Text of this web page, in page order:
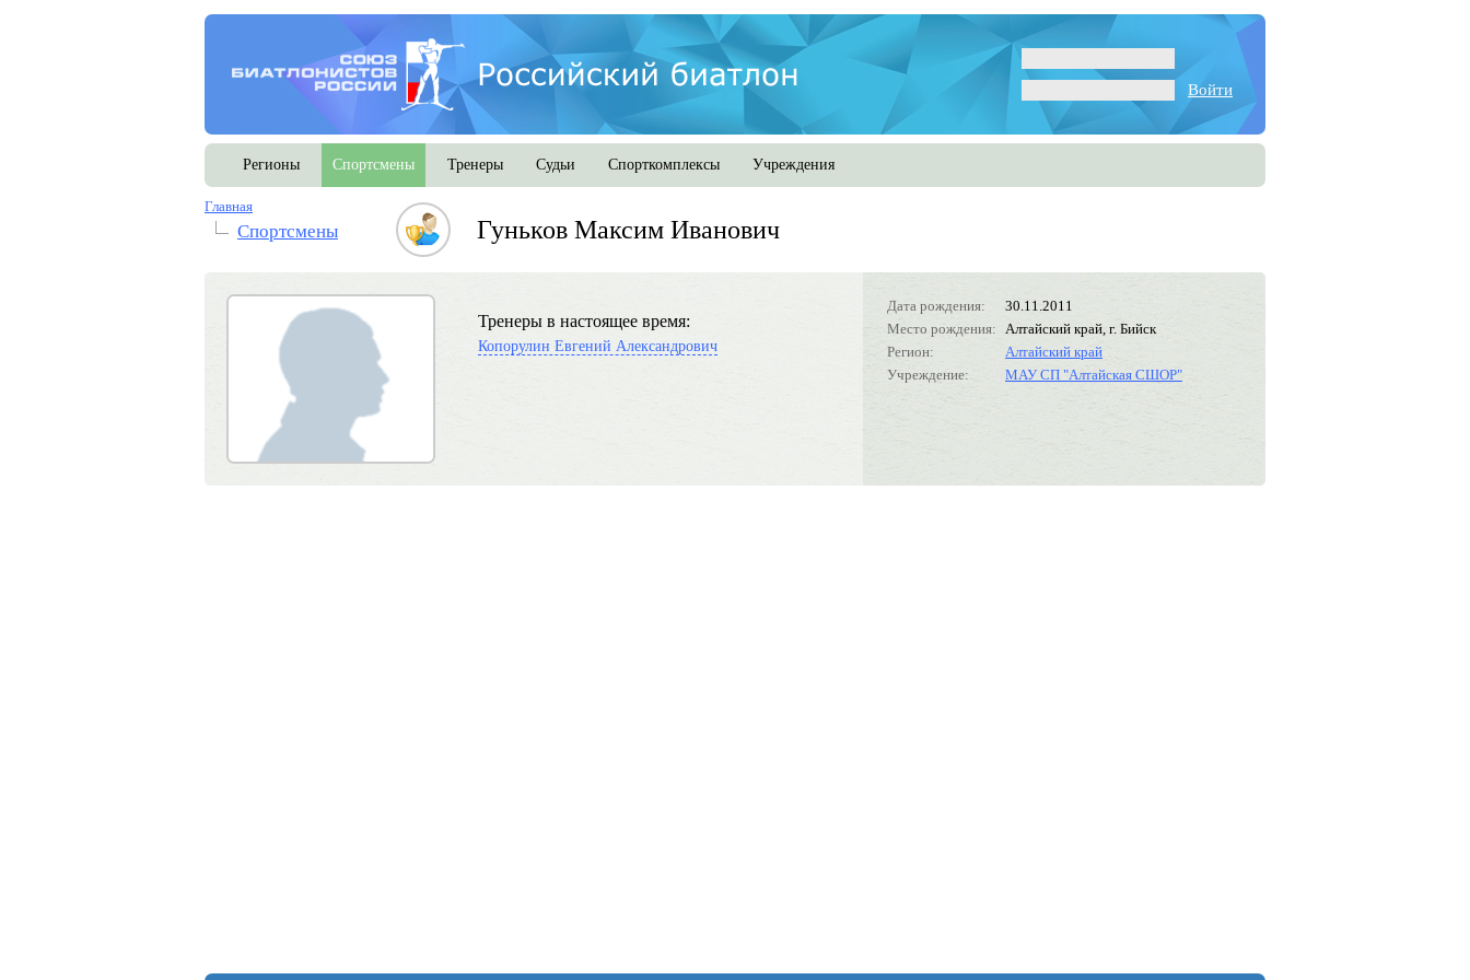
Войти
Регионы Спортсмены Тренеры Судьи Спорткомплексы Учреждения
Главная
Спортсмены Гуньков Максим Иванович
Дата рождения:
30.11.2011
Место рождения: Алтайский край, г. Бийск
Регион:
Алтайский край
Учреждение:
МАУ СП "Алтайская СШОР"
Тренеры в настоящее время:
Копорулин Евгений Александрович